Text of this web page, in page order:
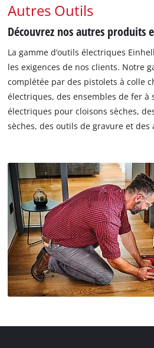
Autres Outils
Découvrez nos autres produits
La gamme d’outils électriques
les exigences de nos clients. Notre
complétée par des pistolets à colle
électriques, des ensembles de fer à
électriques pour cloisons sèches,
sèches, des outils de gravure et des